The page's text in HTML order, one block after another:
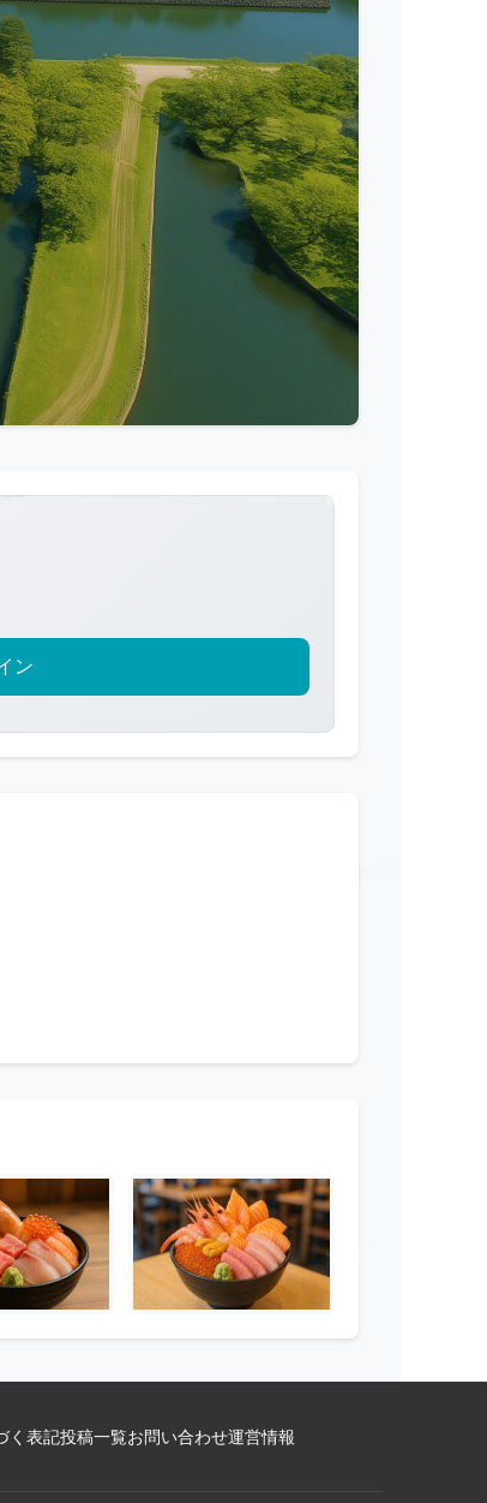
ン
く表記投稿一覧お問い合わせ運営情報